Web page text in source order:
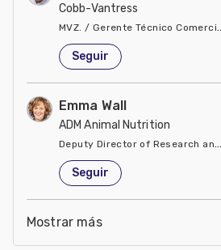
Cobb-Vantress
MVZ. / Gerente Técnico
Estados Unidos de América
Seguir
Emma Wall
ADM Animal Nutrition
Deputy Director of Research and
Estados Unidos de América
Seguir
Mostrar más